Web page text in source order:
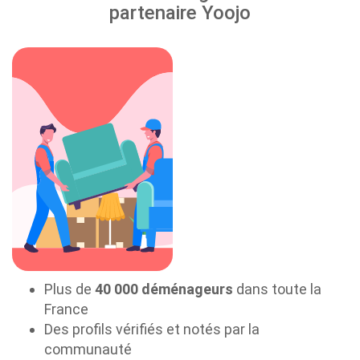
partenaire Yoojo
Plus de 40 000 déménageurs dans toute la
France
Des profils vérifiés et notés par la
communauté